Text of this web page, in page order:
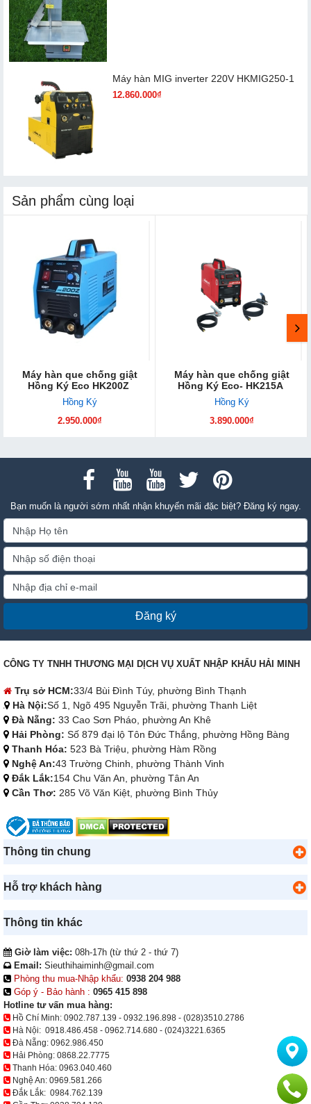
Máy hàn MIG inverter 220V HKMIG250-1
12.860.000₫
Sản phẩm cùng loại
Máy hàn que chống giật
Hồng Ký Eco HK200Z
Hồng Ký
2.950.000₫
Máy hàn que chống giật
Hồng Ký Eco- HK215A
Hồng Ký
3.890.000₫
Bạn muốn là người sớm nhất nhận khuyến mãi đặc biệt? Đăng ký ngay.
Đăng ký
CÔNG TY TNHH THƯƠNG MẠI DỊCH VỤ XUẤT NHẬP KHẨU HẢI MINH
Trụ sở HCM:33/4 Bùi Đình Túy, phường Bình Thạnh
Hà Nội:Số 1, Ngõ 495 Nguyễn Trãi, phường Thanh Liệt
Đà Nẵng: 33 Cao Sơn Pháo, phường An Khê
Hải Phòng: Số 879 đại lộ Tôn Đức Thắng, phường Hồng Bàng
Thanh Hóa: 523 Bà Triệu, phường Hàm Rồng
Nghệ An:43 Trường Chinh, phường Thành Vinh
Đắk Lắk:154 Chu Văn An, phường Tân An
Cần Thơ: 285 Võ Văn Kiệt, phường Bình Thủy
Thông tin chung
Hỗ trợ khách hàng
Thông tin khác
Giờ làm việc: 08h-17h (từ thứ 2 - thứ 7)
Email: Sieuthihaiminh@gmail.com
Phòng thu mua-Nhập khẩu: 0938 204 988
Góp ý - Bảo hành : 0965 415 898
Hotline tư vấn mua hàng:
Hồ Chí Minh: 0902.787.139 - 0932.196.898 - (028)3510.2786
Hà Nội: 0918.486.458 - 0962.714.680 - (024)3221.6365
Đà Nẵng: 0962.986.450
Hải Phòng: 0868.22.7775
Thanh Hóa: 0963.040.460
Nghệ An: 0969.581.266
Đắk Lắk: 0984.762.139